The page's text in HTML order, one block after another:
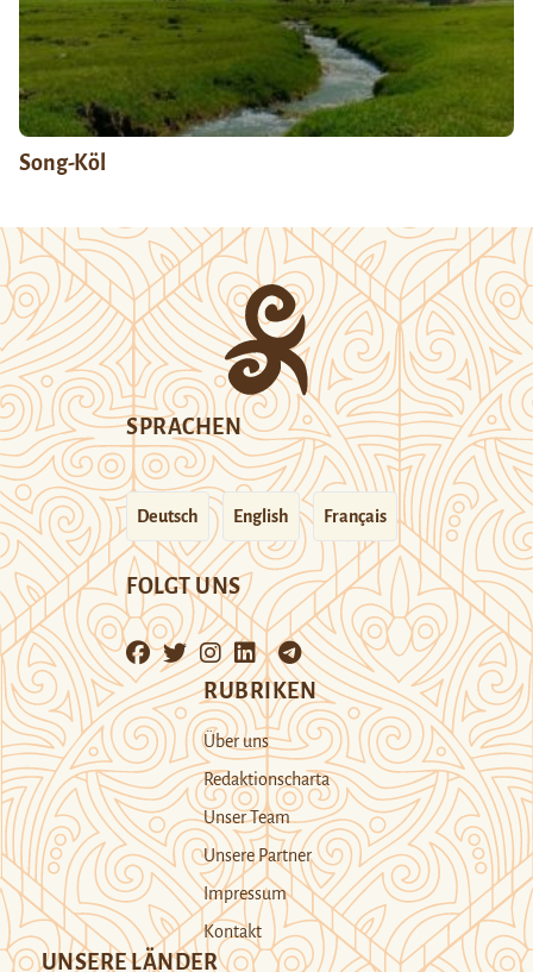
Song-Köl
SPRACHEN
Deutsch English Français
FOLGT UNS
RUBRIKEN
Über uns
Redaktionscharta
Unser Team
Unsere Partner
Impressum
Kontakt
UNSERE LÄNDER